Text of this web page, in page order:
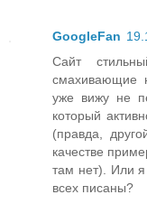
GoogleFan
Сайт
смахивающие
уже вижу не
который
(правда,
качестве
там нет). Или
всех писаны?